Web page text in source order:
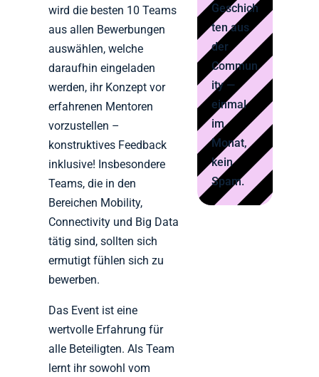
wird die besten 10 Teams
aus allen Bewerbungen
auswählen, welche
daraufhin eingeladen
werden, ihr Konzept vor
erfahrenen Mentoren
vorzustellen –
konstruktives Feedback
inklusive! Insbesondere
Teams, die in den
Bereichen Mobility,
Connectivity und Big Data
tätig sind, sollten sich
ermutigt fühlen sich zu
bewerben.
Das Event ist eine
wertvolle Erfahrung für
alle Beteiligten. Als Team
lernt ihr sowohl vom
Geschich
ten aus
der
Commun
ity —
einmal
im
Monat,
kein
Spam.